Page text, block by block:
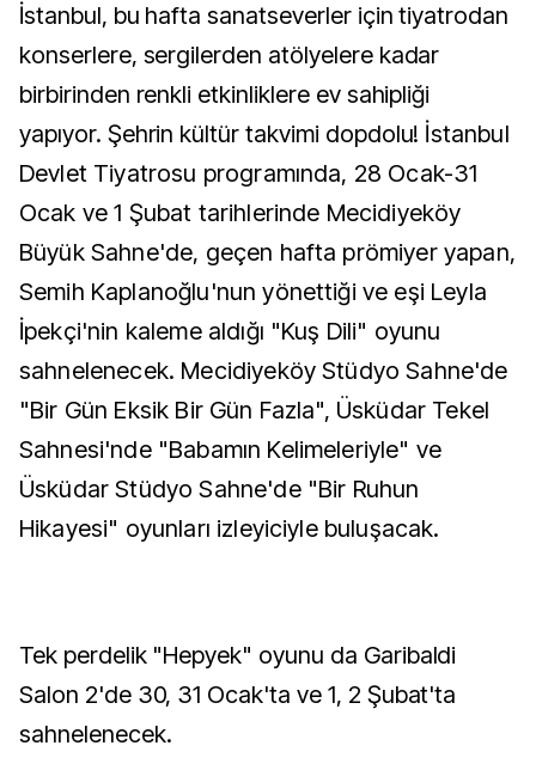
İstanbul, bu hafta sanatseverler için tiyatrodan
konserlere, sergilerden atölyelere kadar
birbirinden renkli etkinliklere ev sahipliği
yapıyor. Şehrin kültür takvimi dopdolu! İstanbul
Devlet Tiyatrosu programında, 28 Ocak-31
Ocak ve 1 Şubat tarihlerinde Mecidiyeköy
Büyük Sahne'de, geçen hafta prömiyer yapan,
Semih Kaplanoğlu'nun yönettiği ve eşi Leyla
İpekçi'nin kaleme aldığı "Kuş Dili" oyunu
sahnelenecek. Mecidiyeköy Stüdyo Sahne'de
"Bir Gün Eksik Bir Gün Fazla", Üsküdar Tekel
Sahnesi'nde "Babamın Kelimeleriyle" ve
Üsküdar Stüdyo Sahne'de "Bir Ruhun
Hikayesi" oyunları izleyiciyle buluşacak.
Tek perdelik "Hepyek" oyunu da Garibaldi
Salon 2'de 30, 31 Ocak'ta ve 1, 2 Şubat'ta
sahnelenecek.